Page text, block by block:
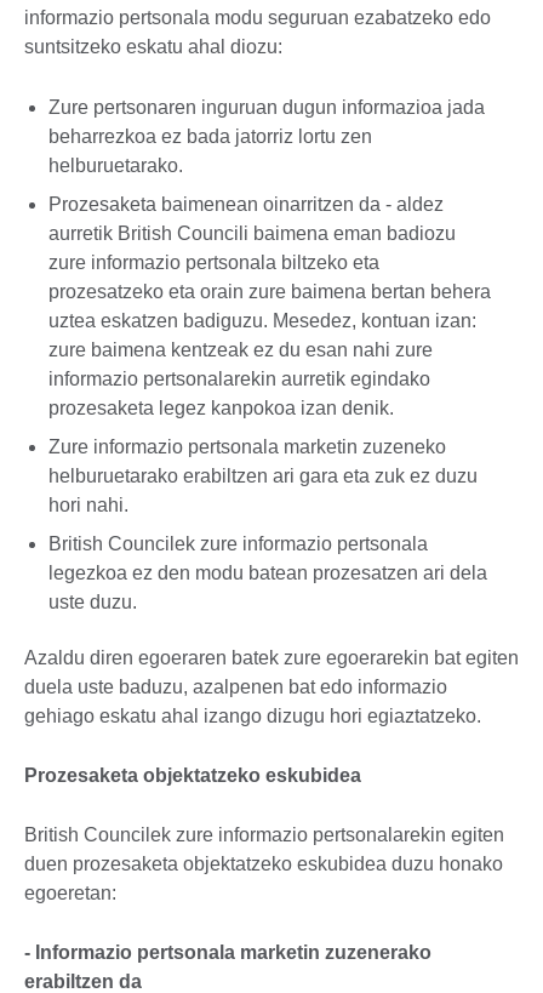
informazio pertsonala modu seguruan ezabatzeko edo
suntsitzeko eskatu ahal diozu:
Zure pertsonaren inguruan dugun informazioa jada
beharrezkoa ez bada jatorriz lortu zen
helburuetarako.
Prozesaketa baimenean oinarritzen da - aldez
aurretik British Councili baimena eman badiozu
zure informazio pertsonala biltzeko eta
prozesatzeko eta orain zure baimena bertan behera
uztea eskatzen badiguzu. Mesedez, kontuan izan:
zure baimena kentzeak ez du esan nahi zure
informazio pertsonalarekin aurretik egindako
prozesaketa legez kanpokoa izan denik.
Zure informazio pertsonala marketin zuzeneko
helburuetarako erabiltzen ari gara eta zuk ez duzu
hori nahi.
British Councilek zure informazio pertsonala
legezkoa ez den modu batean prozesatzen ari dela
uste duzu.
Azaldu diren egoeraren batek zure egoerarekin bat egiten
duela uste baduzu, azalpenen bat edo informazio
gehiago eskatu ahal izango dizugu hori egiaztatzeko.
Prozesaketa objektatzeko eskubidea
British Councilek zure informazio pertsonalarekin egiten
duen prozesaketa objektatzeko eskubidea duzu honako
egoeretan:
- Informazio pertsonala marketin zuzenerako
erabiltzen da